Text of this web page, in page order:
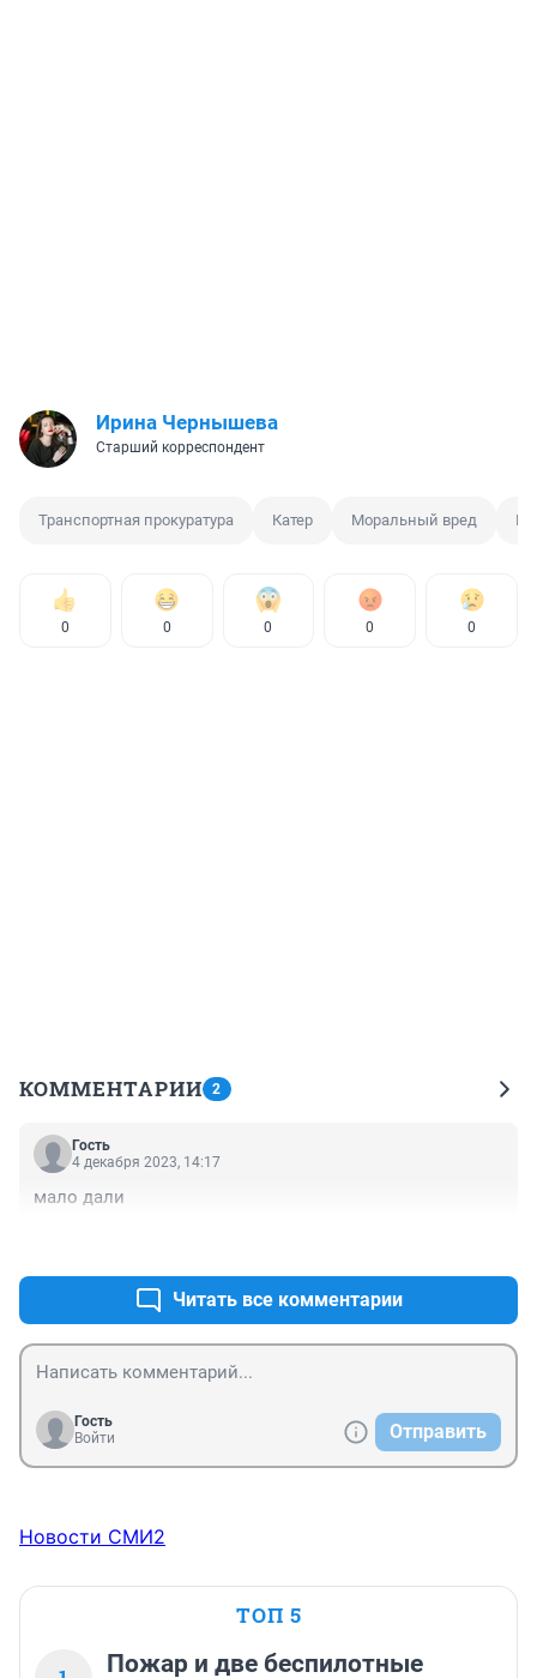
Ирина Чернышева
Старший корреспондент
Транспортная прокуратура Катер Моральный вред
0 0 0 0 0
КОММЕНТАРИИ 2
Гость
4 декабря 2023, 14:17
мало дали
Читать все комментарии
Гость
Войти
Отправить
Новости СМИ2
ТОП 5
Пожар и две беспилотные